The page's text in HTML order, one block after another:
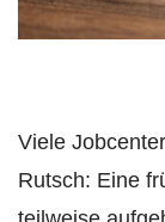
Viele
Rutsch: Eine